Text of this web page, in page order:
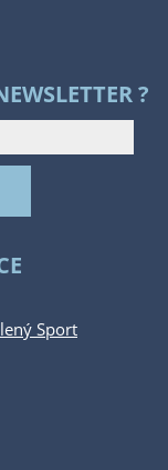
?
Sport